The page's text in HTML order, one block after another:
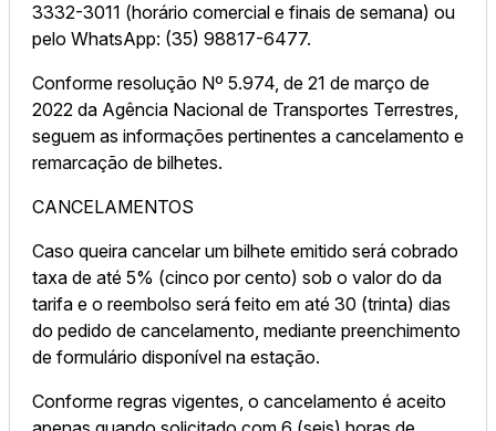
3332-3011 (horário comercial e finais de semana) ou
pelo WhatsApp: (35) 98817-6477.
Conforme resolução Nº 5.974, de 21 de março de
2022 da Agência Nacional de Transportes Terrestres,
seguem as informações pertinentes a cancelamento e
remarcação de bilhetes.
CANCELAMENTOS
Caso queira cancelar um bilhete emitido será cobrado
taxa de até 5% (cinco por cento) sob o valor do da
tarifa e o reembolso será feito em até 30 (trinta) dias
do pedido de cancelamento, mediante preenchimento
de formulário disponível na estação.
Conforme regras vigentes, o cancelamento é aceito